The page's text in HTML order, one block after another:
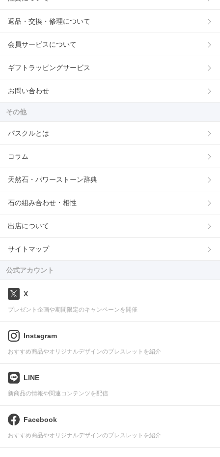
返品・交換・修理について
会員サービスについて
ギフトラッピングサービス
お問い合わせ
その他
パスクルとは
コラム
天然石・パワーストーン辞典
石の組み合わせ・相性
出店について
サイトマップ
公式アカウント
X
プレゼント企画や期間限定のキャンペーンを開催
Instagram
おすすめ商品やオリジナルデザインのブレスレットを紹介
LINE
新商品の情報や関連コンテンツを配信
Facebook
おすすめ商品やオリジナルデザインのブレスレットを紹介